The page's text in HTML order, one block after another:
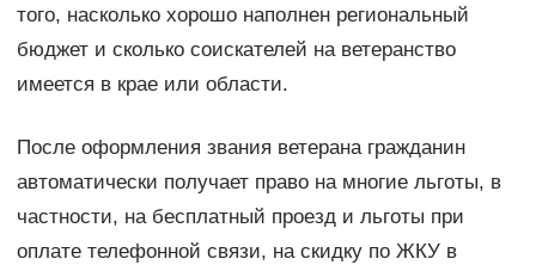
того, насколько хорошо наполнен региональный
бюджет и сколько соискателей на ветеранство
имеется в крае или области.
После оформления звания ветерана гражданин
автоматически получает право на многие льготы, в
частности, на бесплатный проезд и льготы при
оплате телефонной связи, на скидку по ЖКУ в